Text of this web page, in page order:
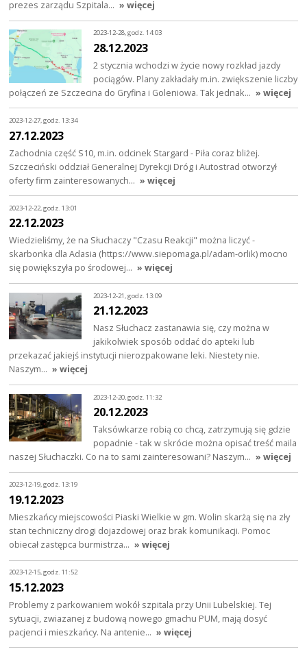
prezes zarządu Szpitala… » więcej
2023-12-28, godz. 14:03
28.12.2023
2 stycznia wchodzi w życie nowy rozkład jazdy
pociągów. Plany zakładały m.in. zwiększenie liczby
połączeń ze Szczecina do Gryfina i Goleniowa. Tak jednak… » więcej
2023-12-27, godz. 13:34
27.12.2023
Zachodnia część S10, m.in. odcinek Stargard - Piła coraz bliżej.
Szczeciński oddział Generalnej Dyrekcji Dróg i Autostrad otworzył
oferty firm zainteresowanych… » więcej
2023-12-22, godz. 13:01
22.12.2023
Wiedzieliśmy, że na Słuchaczy "Czasu Reakcji" można liczyć -
skarbonka dla Adasia (https://www.siepomaga.pl/adam-orlik) mocno
się powiększyła po środowej… » więcej
2023-12-21, godz. 13:09
21.12.2023
Nasz Słuchacz zastanawia się, czy można w
jakikolwiek sposób oddać do apteki lub
przekazać jakiejś instytucji nierozpakowane leki. Niestety nie.
Naszym… » więcej
2023-12-20, godz. 11:32
20.12.2023
Taksówkarze robią co chcą, zatrzymują się gdzie
popadnie - tak w skrócie można opisać treść maila
naszej Słuchaczki. Co na to sami zainteresowani? Naszym… » więcej
2023-12-19, godz. 13:19
19.12.2023
Mieszkańcy miejscowości Piaski Wielkie w gm. Wolin skarżą się na zły
stan techniczny drogi dojazdowej oraz brak komunikacji. Pomoc
obiecał zastępca burmistrza… » więcej
2023-12-15, godz. 11:52
15.12.2023
Problemy z parkowaniem wokół szpitala przy Unii Lubelskiej. Tej
sytuacji, zwiazanej z budową nowego gmachu PUM, mają dosyć
pacjenci i mieszkańcy. Na antenie… » więcej